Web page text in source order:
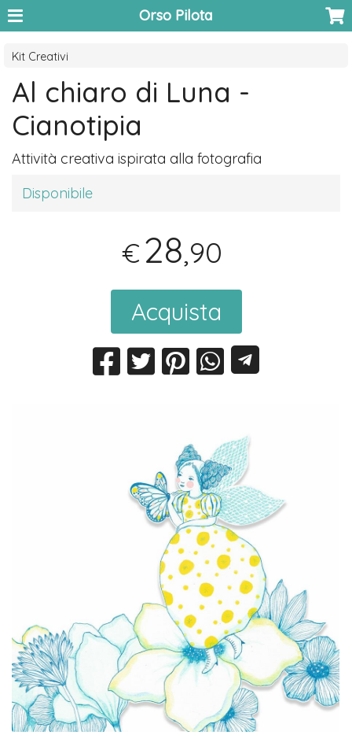
Orso Pilota
Kit Creativi
Al chiaro di Luna -
Cianotipia
Attività creativa ispirata alla fotografia
Disponibile
€28,90
Acquista